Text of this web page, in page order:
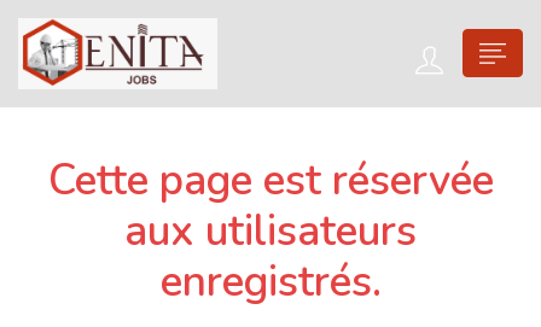
Cette page est réservée
aux utilisateurs
enregistrés.